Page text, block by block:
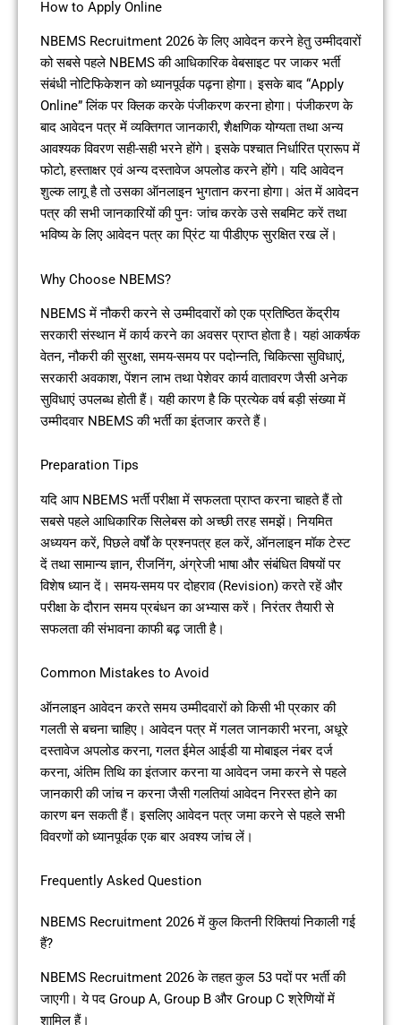
How to Apply Online
NBEMS Recruitment 2026 के लिए आवेदन करने हेतु उम्मीदवारों
को सबसे पहले NBEMS की आधिकारिक वेबसाइट पर जाकर भर्ती
संबंधी नोटिफिकेशन को ध्यानपूर्वक पढ़ना होगा। इसके बाद “Apply
Online” लिंक पर क्लिक करके पंजीकरण करना होगा। पंजीकरण के
बाद आवेदन पत्र में व्यक्तिगत जानकारी, शैक्षणिक योग्यता तथा अन्य
आवश्यक विवरण सही-सही भरने होंगे। इसके पश्चात निर्धारित प्रारूप में
फोटो, हस्ताक्षर एवं अन्य दस्तावेज अपलोड करने होंगे। यदि आवेदन
शुल्क लागू है तो उसका ऑनलाइन भुगतान करना होगा। अंत में आवेदन
पत्र की सभी जानकारियों की पुनः जांच करके उसे सबमिट करें तथा
भविष्य के लिए आवेदन पत्र का प्रिंट या पीडीएफ सुरक्षित रख लें।
Why Choose NBEMS?
NBEMS में नौकरी करने से उम्मीदवारों को एक प्रतिष्ठित केंद्रीय
सरकारी संस्थान में कार्य करने का अवसर प्राप्त होता है। यहां आकर्षक
वेतन, नौकरी की सुरक्षा, समय-समय पर पदोन्नति, चिकित्सा सुविधाएं,
सरकारी अवकाश, पेंशन लाभ तथा पेशेवर कार्य वातावरण जैसी अनेक
सुविधाएं उपलब्ध होती हैं। यही कारण है कि प्रत्येक वर्ष बड़ी संख्या में
उम्मीदवार NBEMS की भर्ती का इंतजार करते हैं।
Preparation Tips
यदि आप NBEMS भर्ती परीक्षा में सफलता प्राप्त करना चाहते हैं तो
सबसे पहले आधिकारिक सिलेबस को अच्छी तरह समझें। नियमित
अध्ययन करें, पिछले वर्षों के प्रश्नपत्र हल करें, ऑनलाइन मॉक टेस्ट
दें तथा सामान्य ज्ञान, रीजनिंग, अंग्रेजी भाषा और संबंधित विषयों पर
विशेष ध्यान दें। समय-समय पर दोहराव (Revision) करते रहें और
परीक्षा के दौरान समय प्रबंधन का अभ्यास करें। निरंतर तैयारी से
सफलता की संभावना काफी बढ़ जाती है।
Common Mistakes to Avoid
ऑनलाइन आवेदन करते समय उम्मीदवारों को किसी भी प्रकार की
गलती से बचना चाहिए। आवेदन पत्र में गलत जानकारी भरना, अधूरे
दस्तावेज अपलोड करना, गलत ईमेल आईडी या मोबाइल नंबर दर्ज
करना, अंतिम तिथि का इंतजार करना या आवेदन जमा करने से पहले
जानकारी की जांच न करना जैसी गलतियां आवेदन निरस्त होने का
कारण बन सकती हैं। इसलिए आवेदन पत्र जमा करने से पहले सभी
विवरणों को ध्यानपूर्वक एक बार अवश्य जांच लें।
Frequently Asked Question
NBEMS Recruitment 2026 में कुल कितनी रिक्तियां निकाली गई
हैं?
NBEMS Recruitment 2026 के तहत कुल 53 पदों पर भर्ती की
जाएगी। ये पद Group A, Group B और Group C श्रेणियों में
शामिल हैं।